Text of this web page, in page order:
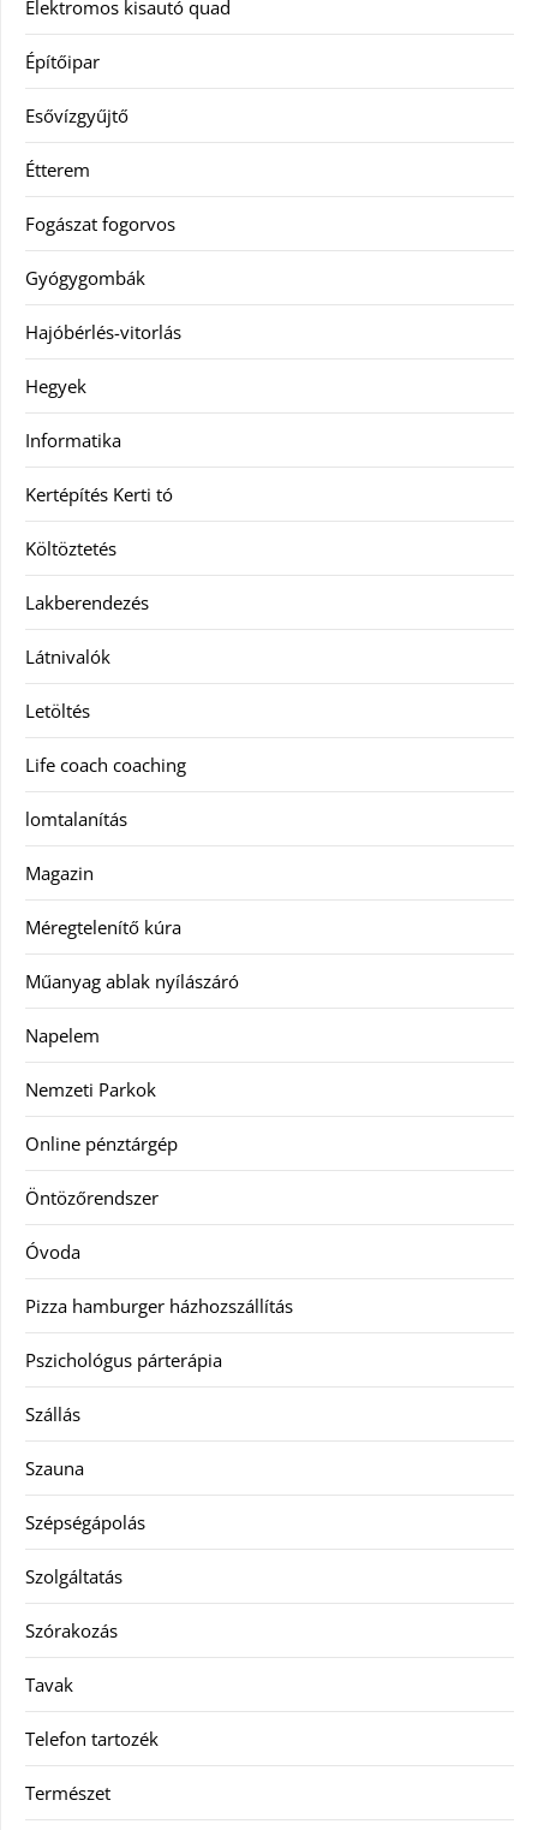
Elektromos kisautó quad
Építőipar
Esővízgyűjtő
Étterem
Fogászat fogorvos
Gyógygombák
Hajóbérlés-vitorlás
Hegyek
Informatika
Kertépítés Kerti tó
Költöztetés
Lakberendezés
Látnivalók
Letöltés
Life coach coaching
lomtalanítás
Magazin
Méregtelenítő kúra
Műanyag ablak nyílászáró
Napelem
Nemzeti Parkok
Online pénztárgép
Öntözőrendszer
Óvoda
Pizza hamburger házhozszállítás
Pszichológus párterápia
Szállás
Szauna
Szépségápolás
Szolgáltatás
Szórakozás
Tavak
Telefon tartozék
Természet